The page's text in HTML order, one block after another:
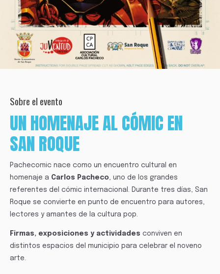
Sobre el evento
UN HOMENAJE AL CÓMIC EN
SAN ROQUE
Pachecomic nace como un encuentro cultural en
homenaje a Carlos Pacheco , uno de los grandes
referentes del cómic internacional. Durante tres días, San
Roque se convierte en punto de encuentro para autores,
lectores y amantes de la cultura pop.
Firmas, exposiciones y actividades conviven en
distintos espacios del municipio para celebrar el noveno
arte.